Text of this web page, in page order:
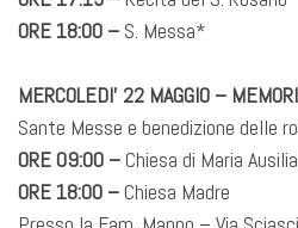
ORE 18:00 – S. Messa*
MERCOLEDI’ 22 MAGGIO –
Sante Messe e benedizione delle
ORE 09:00 –Chiesa di Maria
ORE 18:00 –Chiesa Madre